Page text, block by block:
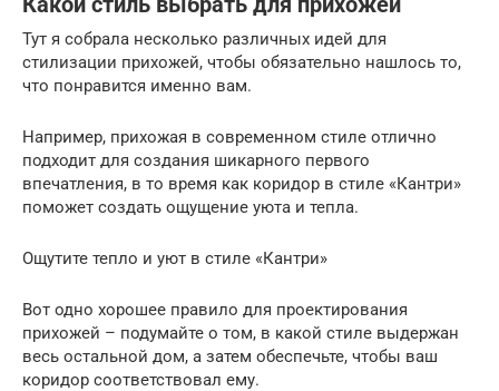
Тут я собрала несколько различных идей для
стилизации прихожей, чтобы обязательно нашлось то,
что понравится именно вам.
Например, прихожая в современном стиле отлично
подходит для создания шикарного первого
впечатления, в то время как коридор в стиле «Кантри»
поможет создать ощущение уюта и тепла.
Ощутите тепло и уют в стиле «Кантри»
Вот одно хорошее правило для проектирования
прихожей – подумайте о том, в какой стиле выдержан
весь остальной дом, а затем обеспечьте, чтобы ваш
коридор соответствовал ему.